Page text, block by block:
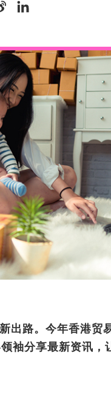
出路。今年香港贸
袖分享最新资讯，